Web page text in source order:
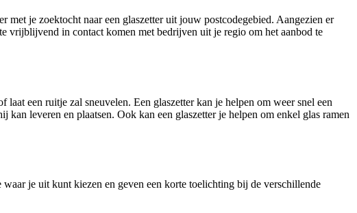
met je zoektocht naar een glaszetter uit jouw postcodegebied. Aangezien er
vrijblijvend in contact komen met bedrijven uit je regio om het aanbod te
een ruitje zal sneuvelen. Een glaszetter kan je helpen om weer snel een
leveren en plaatsen. Ook kan een glaszetter je helpen om enkel glas ramen
je uit kunt kiezen en geven een korte toelichting bij de verschillende